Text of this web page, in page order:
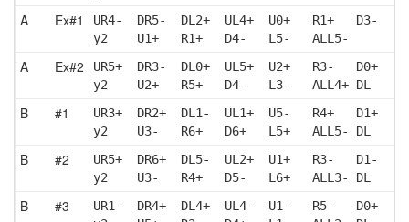
A Ex#1
UR4-  DR5-  DL2+  UL4+  U0+   R1+   D3-
y2    U1+   R1+   D4-   L5-   ALL5-
A Ex#2
UR5+  DR3-  DL0+  UL5+  U2+   R3-   D0+
y2    U2+   R5+   D4-   L3-   ALL4+ DL
B #1
UR3+  DR2+  DL1-  UL1+  U5-   R4+   D1+
y2    U3-   R6+   D6+   L5+   ALL5- DL
B #2
UR5+  DR6+  DL5-  UL2+  U1+   R3-   D1-
y2    U3-   R4+   D5-   L6+   ALL3- DL
B #3
UR1-  DR4+  DL4+  UL4-  U1-   R5-   D0+